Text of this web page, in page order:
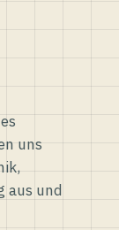
uns
aus und